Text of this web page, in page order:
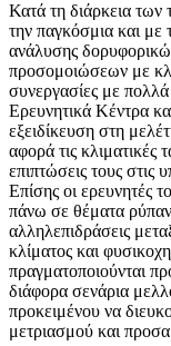
Κατά τη διάρκεια των
την παγκόσμια και με
ανάλυσης
προσομοιώσεων με
συνεργασίες με
Ερευνητικά Κέντρα
εξειδίκευση στη
αφορά τις κλιματικές
επιπτώσεις τους στις
Επίσης οι ερευνητές
πάνω σε θέματα
αλληλεπιδράσεις
κλίματος και
πραγματοποιούνται
διάφορα σενάρια
προκειμένου να
μετριασμού και